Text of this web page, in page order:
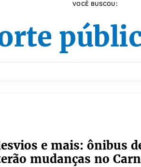
VOCÊ BUSCOU:
e mais: ônibus
mudanças no